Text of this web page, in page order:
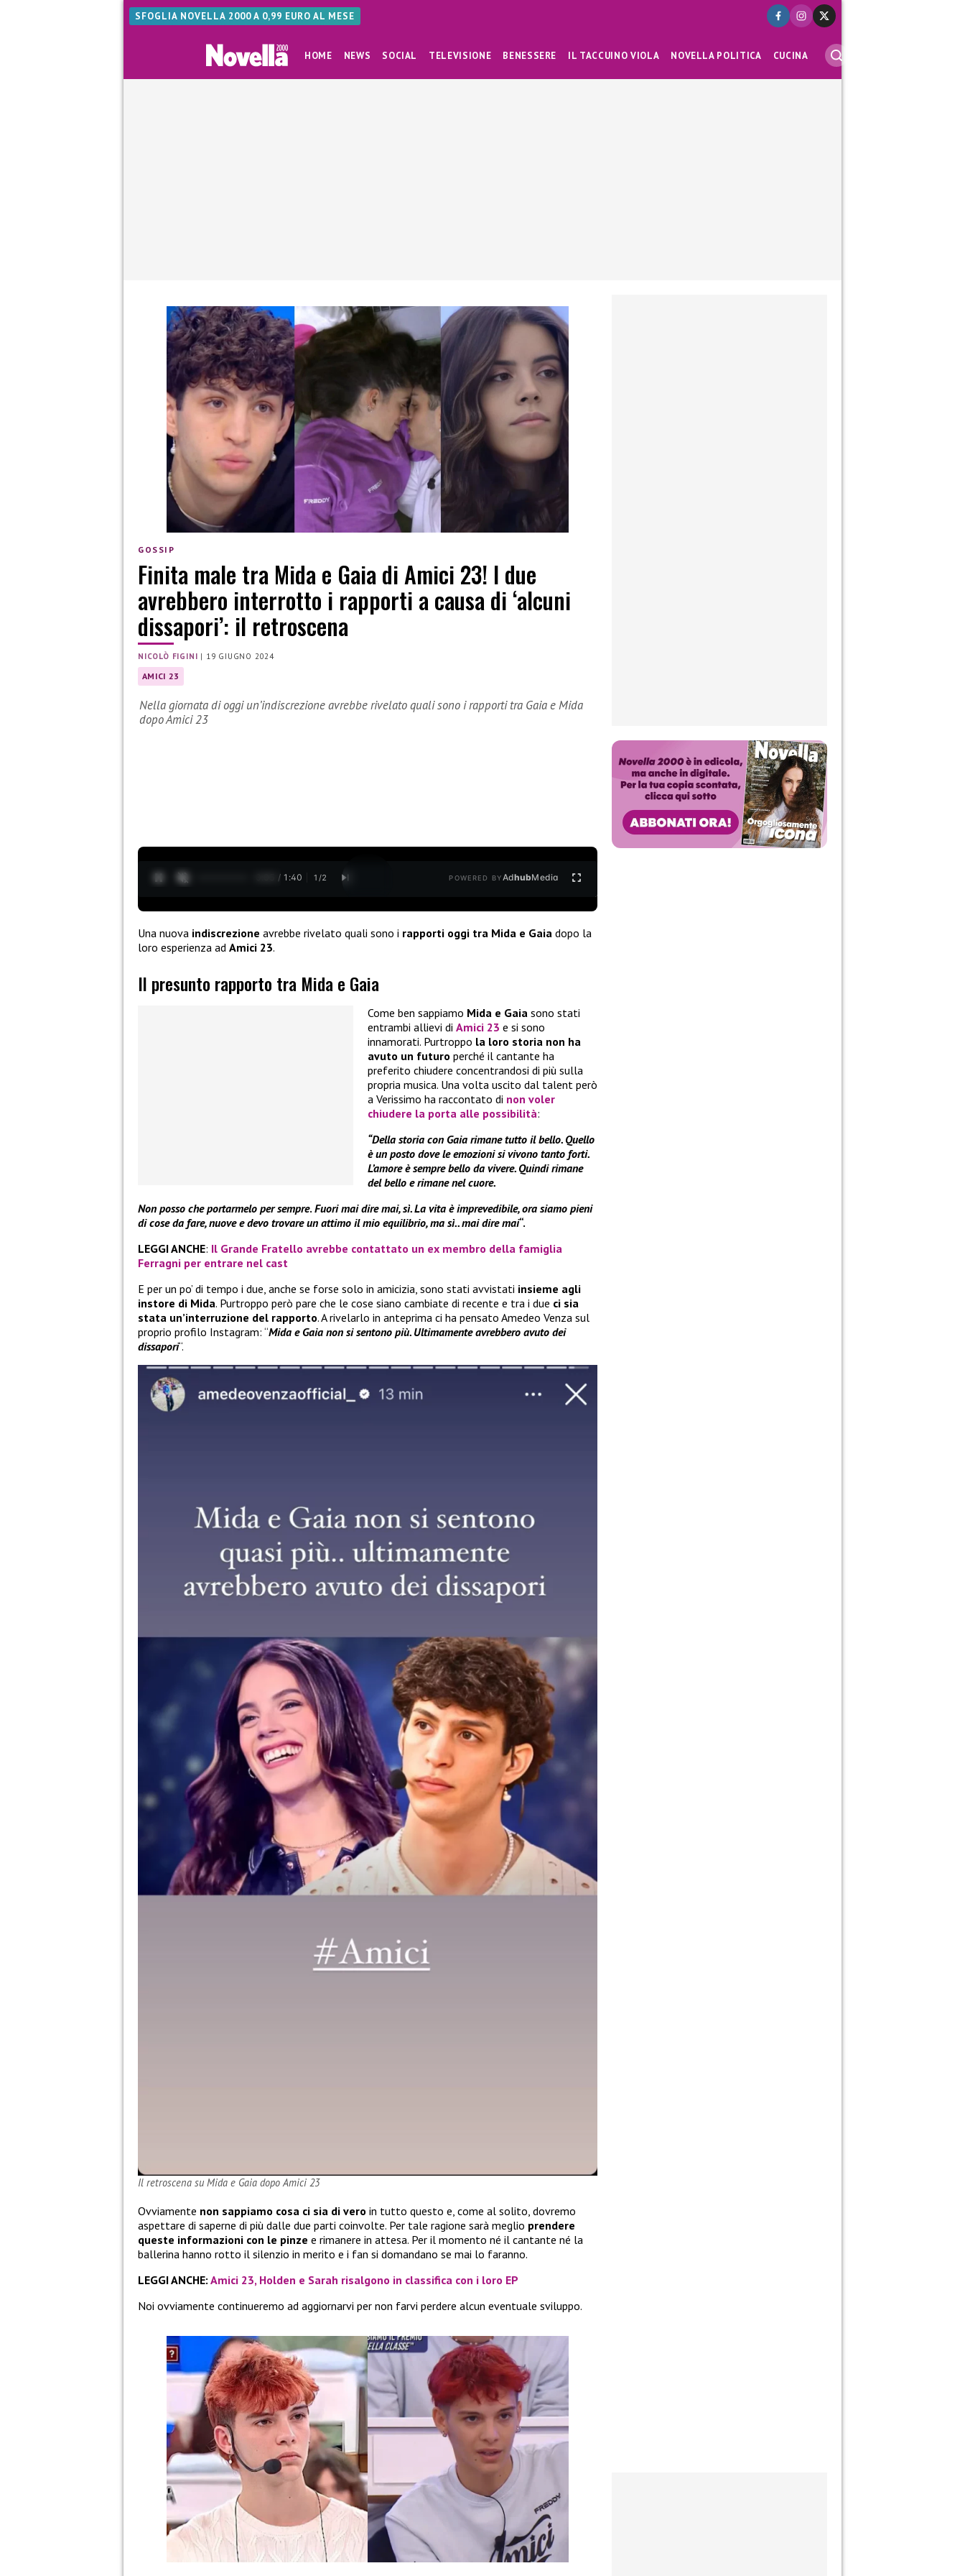
SFOGLIA NOVELLA 2000 A 0,99 EURO AL MESE
HOME NEWS SOCIAL TELEVISIONE BENESSERE IL TACCUINO VIOLA NOVELLA POLITICA CUCINA
GOSSIP
Finita male tra Mida e Gaia di Amici 23! I due
avrebbero interrotto i rapporti a causa di ‘alcuni
dissapori’: il retroscena
NICOLÒ FIGINI | 19 GIUGNO 2024
AMICI 23
Nella giornata di oggi un’indiscrezione avrebbe rivelato quali sono i rapporti tra Gaia e Mida
dopo Amici 23
0:06 / 1:40 1 /2 POWERED BYAdhubMedia
Una nuova indiscrezione avrebbe rivelato quali sono i rapporti oggi tra Mida e Gaia dopo la
loro esperienza ad Amici 23.
Il presunto rapporto tra Mida e Gaia
Come ben sappiamo Mida e Gaia sono stati
entrambi allievi di Amici 23 e si sono
innamorati. Purtroppo la loro storia non ha
avuto un futuro perché il cantante ha
preferito chiudere concentrandosi di più sulla
propria musica. Una volta uscito dal talent però
a Verissimo ha raccontato di non voler
chiudere la porta alle possibilità:
“Della storia con Gaia rimane tutto il bello. Quello
è un posto dove le emozioni si vivono tanto forti.
L’amore è sempre bello da vivere. Quindi rimane
del bello e rimane nel cuore.
Non posso che portarmelo per sempre. Fuori mai dire mai, sì. La vita è imprevedibile, ora siamo pieni
di cose da fare, nuove e devo trovare un attimo il mio equilibrio, ma sì.. mai dire mai“.
LEGGI ANCHE: Il Grande Fratello avrebbe contattato un ex membro della famiglia
Ferragni per entrare nel cast
E per un po’ di tempo i due, anche se forse solo in amicizia, sono stati avvistati insieme agli
instore di Mida. Purtroppo però pare che le cose siano cambiate di recente e tra i due ci sia
stata un’interruzione del rapporto. A rivelarlo in anteprima ci ha pensato Amedeo Venza sul
proprio profilo Instagram: “Mida e Gaia non si sentono più. Ultimamente avrebbero avuto dei
dissapori“.
Il retroscena su Mida e Gaia dopo Amici 23
Ovviamente non sappiamo cosa ci sia di vero in tutto questo e, come al solito, dovremo
aspettare di saperne di più dalle due parti coinvolte. Per tale ragione sarà meglio prendere
queste informazioni con le pinze e rimanere in attesa. Per il momento né il cantante né la
ballerina hanno rotto il silenzio in merito e i fan si domandano se mai lo faranno.
LEGGI ANCHE: Amici 23, Holden e Sarah risalgono in classifica con i loro EP
Noi ovviamente continueremo ad aggiornarvi per non farvi perdere alcun eventuale sviluppo.